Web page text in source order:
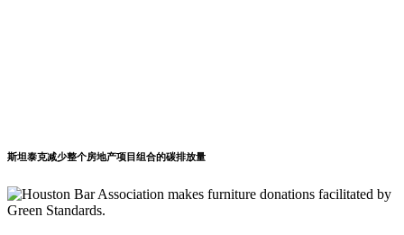
斯坦泰克减少整个房地产项目组合的碳排放量